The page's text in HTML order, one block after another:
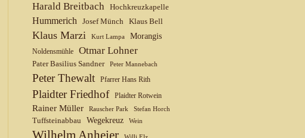
Harald Breitbach Hochkreuzkapelle
Hummerich Josef Münch Klaus Bell
Klaus Marzi Kurt Lampa Morangis
Noldensmühle Otmar Lohner
Pater Basilius Sandner Peter Mannebach
Peter Thewalt Pfarrer Hans Rith
Plaidter Friedhof Plaidter Rotwein
Rainer Müller Rauscher Park Stefan Horch
Tuffsteinabbau Wegekreuz Wein
Wilhelm Anheier